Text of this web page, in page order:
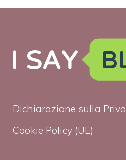
Dichiarazione sulla
Cookie Policy (UE)